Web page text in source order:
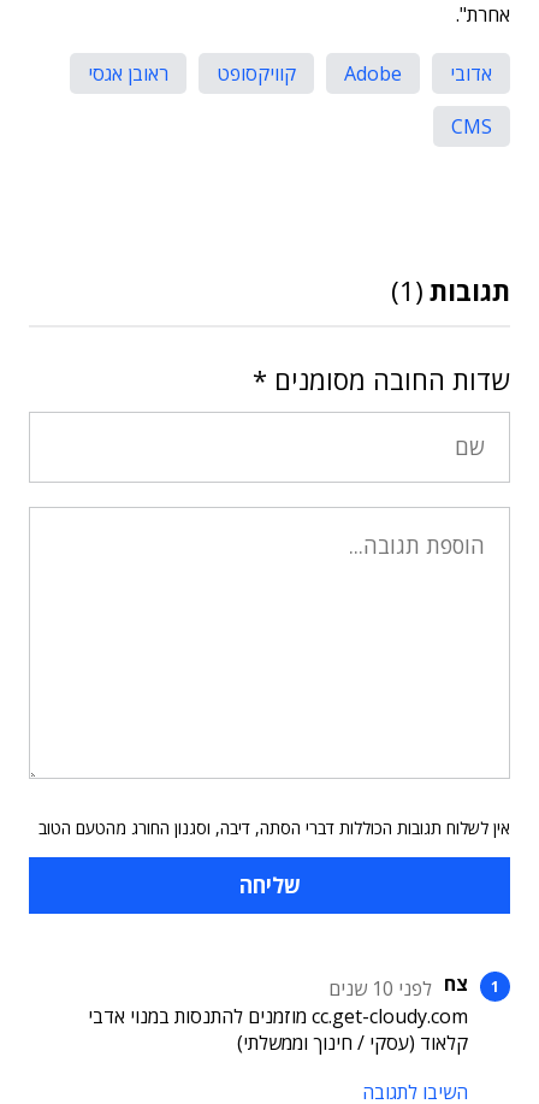
אחרת".
אדובי Adobe קוויקסופט
ראובן אגסי
CMS
תגובות (1)
שדות החובה מסומנים *
אין לשלוח תגובות הכוללות דברי הסתה, דיבה, וסגנון החורג מהטעם הטוב
צח לפני 10 שנים
cc.get-cloudy.com מוזמנים להתנסות במנוי אדבי
קלאוד (עסקי / חינוך וממשלתי)
השיבו לתגובה